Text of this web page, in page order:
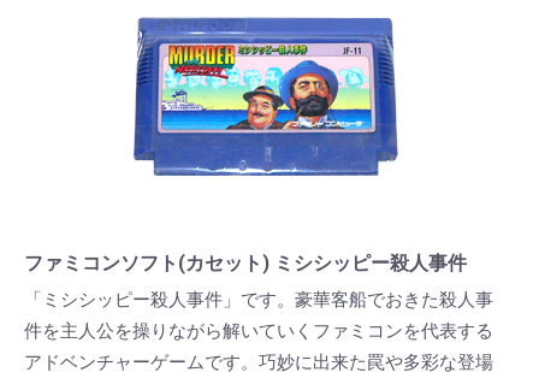
ファミコンソフト(カセット) ミシシッピー殺人事件
「ミシシッピー殺人事件」です。豪華客船でおきた殺人事
件を主人公を操りながら解いていくファミコンを代表する
アドベンチャーゲームです。巧妙に出来た罠や多彩な登場